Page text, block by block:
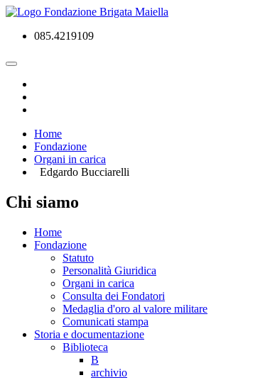
085.4219109
Home
Fondazione
Organi in carica
Edgardo Bucciarelli
Chi siamo
Home
Fondazione
Statuto
Personalità Giuridica
Organi in carica
Consulta dei Fondatori
Medaglia d'oro al valore militare
Comunicati stampa
Storia e documentazione
Biblioteca
B
archivio